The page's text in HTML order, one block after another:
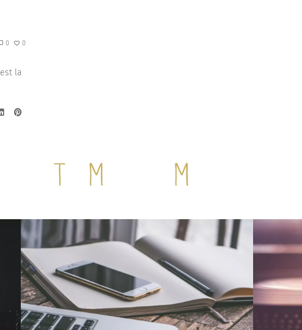
0 0
la